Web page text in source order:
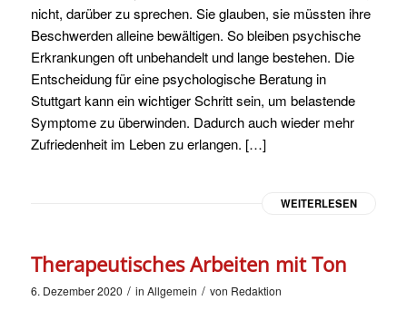
nicht, darüber zu sprechen. Sie glauben, sie müssten ihre
Beschwerden alleine bewältigen. So bleiben psychische
Erkrankungen oft unbehandelt und lange bestehen. Die
Entscheidung für eine psychologische Beratung in
Stuttgart kann ein wichtiger Schritt sein, um belastende
Symptome zu überwinden. Dadurch auch wieder mehr
Zufriedenheit im Leben zu erlangen. […]
WEITERLESEN
Therapeutisches Arbeiten mit Ton
6. Dezember 2020 / in Allgemein / von Redaktion